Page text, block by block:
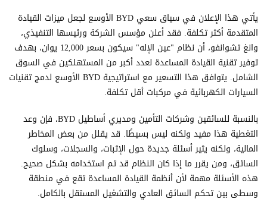
يأتي هذا الإعلان في سياق سعي BYD الأوسع لجعل ميزات القيادة
المتقدمة أكثر تكلفة. فقد أعلن مؤسس الشركة ورئيسها التنفيذي،
وانغ تشوانفو، أن نظام "عين الإله" سيكون بسعر 12,000 يوان، بهدف
توفير تقنية القيادة المساعدة لعدد أكبر من المستهلكين في السوق
الشامل. يتوافق هذا التسعير مع استراتيجية BYD الأوسع لدمج تقنيات
السيارات الكهربائية في مركبات أقل تكلفة.
بالنسبة للسائقين وشركات التأمين ومديري أساطيل BYD، فإن وعد
التغطية هذا مفيد ولكنه ليس بسيطًا. قد يقلل من بعض المخاطر
المالية، ولكنه يثير أسئلة جديدة حول الإثبات، والسجلات، وسلوك
السائق، ومن يقرر ما إذا كان النظام قد تم استخدامه بشكل صحيح.
هذه الأسئلة مهمة لأن أنظمة القيادة المساعدة تقع في منطقة
وسطى بين تحكم السائق العادي والتشغيل المستقل بالكامل.